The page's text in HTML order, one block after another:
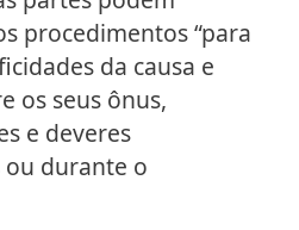
procedimentos “para
da causa e
os seus ônus,
e deveres
ou durante o